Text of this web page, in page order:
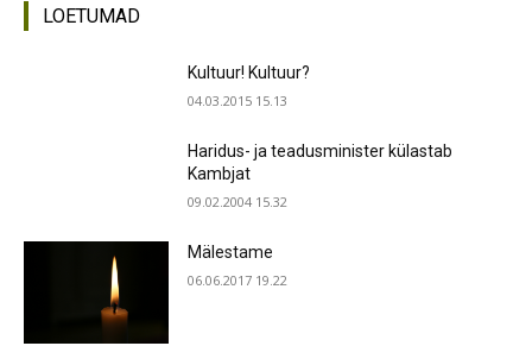
LOETUMAD
Kultuur! Kultuur?
04.03.2015 15.13
Haridus- ja teadusminister külastab
Kambjat
09.02.2004 15.32
Mälestame
06.06.2017 19.22